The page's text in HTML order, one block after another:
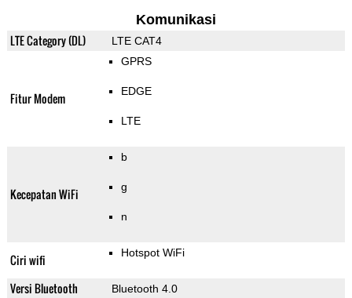
Komunikasi
LTE Category (DL) LTE CAT4
Fitur Modem
GPRS
EDGE
LTE
Kecepatan WiFi
b
g
n
Ciri wifi Hotspot WiFi
Versi Bluetooth Bluetooth 4.0